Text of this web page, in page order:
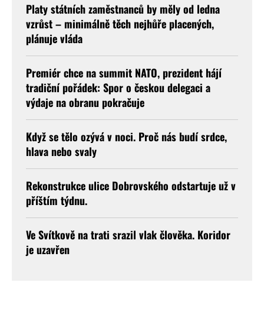
Platy státních zaměstnanců by měly od ledna
vzrůst – minimálně těch nejhůře placených,
plánuje vláda
Premiér chce na summit NATO, prezident hájí
tradiční pořádek: Spor o českou delegaci a
výdaje na obranu pokračuje
Když se tělo ozývá v noci. Proč nás budí srdce,
hlava nebo svaly
Rekonstrukce ulice Dobrovského odstartuje už v
příštím týdnu.
Ve Svítkově na trati srazil vlak člověka. Koridor
je uzavřen